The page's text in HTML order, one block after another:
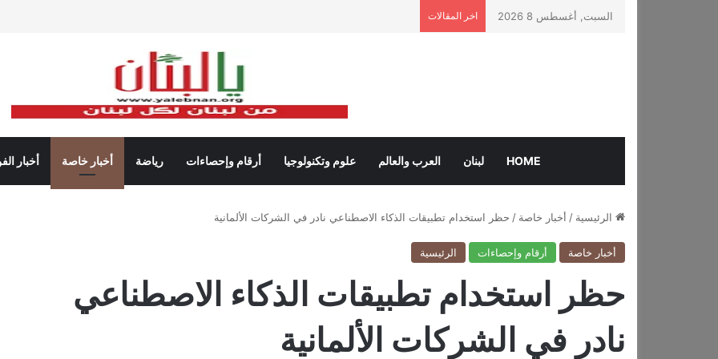
السبت, أغسطس 8 2026 اخر المقالات
HOME لبنان العرب والعالم علوم وتكنولوجيا أرقام وإحصاءات رياضة أخبار خاصة أخبار
الرئيسية / أخبار خاصة / حظر استخدام تطبيقات الذكاء الاصطناعي نادر في الشركات الألمانية
أخبار خاصة أرقام وإحصاءات الرئيسية
حظر استخدام تطبيقات الذكاء الاصطناعي
نادر في الشركات الألمانية